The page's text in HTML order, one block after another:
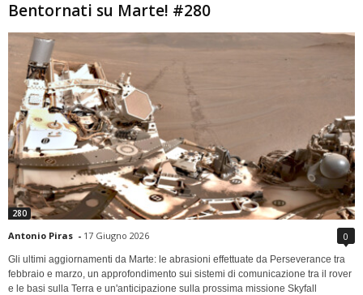
Bentornati su Marte! #280
280
Antonio Piras - 17 Giugno 2026 0
Gli ultimi aggiornamenti da Marte: le abrasioni effettuate da Perseverance tra
febbraio e marzo, un approfondimento sui sistemi di comunicazione tra il rover
e le basi sulla Terra e un'anticipazione sulla prossima missione Skyfall